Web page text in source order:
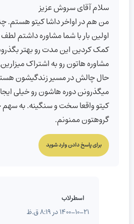
سلام آقای سروش عزیز
من هم در اواخر داشا کیتو هستم.
اولین بار با شما مشاوره داشتم
کمک کردین این مدت رو بهتر
مشاوره هاتون رو به اشتراک
حال چالش در مسیر زندگیشون
میگذرونن دوره هاشون رو خیلی
کیتو واقعا سخت و سنگینه. به سهم
گروهتون ممنونم.
برای پاسخ دادن وارد شوید
اسطرلاب
1400-10-21 در 8:19 ق.ظ